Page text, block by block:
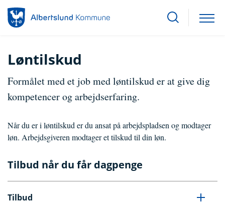
Løntilskud
Formålet med et job med løntilskud er at give dig
kompetencer og arbejdserfaring.
Når du er i løntilskud er du ansat på arbejdspladsen og modtager
løn. Arbejdsgiveren modtager et tilskud til din løn.
Tilbud når du får dagpenge
Tilbud